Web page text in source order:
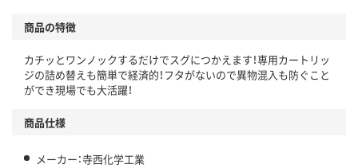
商品の特徴
カチッとワンノックするだけでスグにつかえます！専用カートリッ
ジの詰め替えも簡単で経済的！フタがないので異物混入も防ぐこと
ができ現場でも大活躍！
商品仕様
メーカー：寺西化学工業